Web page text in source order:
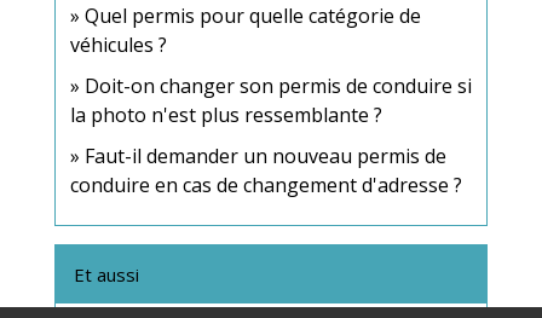
Quel permis pour quelle catégorie de
véhicules ?
Doit-on changer son permis de conduire si
la photo n'est plus ressemblante ?
Faut-il demander un nouveau permis de
conduire en cas de changement d'adresse ?
Et aussi